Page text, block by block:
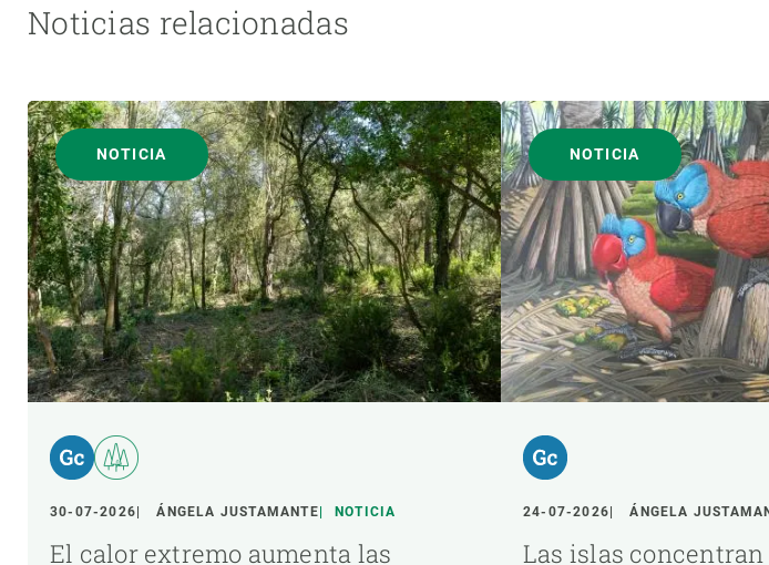
Noticias relacionadas
NOTICIA
30-07-2026 ÁNGELA JUSTAMANTE NOTICIA
El calor extremo aumenta las
NOTICIA
24-07-2026 ÁNGELA
Las islas concentran